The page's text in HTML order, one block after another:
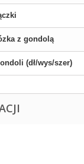
z gondolą
(dł/wys/szer)